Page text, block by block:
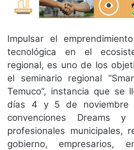
Impulsar el
tecnológica en el
regional, es uno de los
el seminario regional
Temuco”, instancia que se
días 4 y 5 de noviembre
convenciones Dreams
profesionales municipales,
gobierno, empresarios,